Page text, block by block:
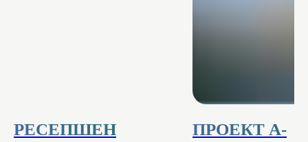
РЕСЕПШЕН ПРОЕКТ A-